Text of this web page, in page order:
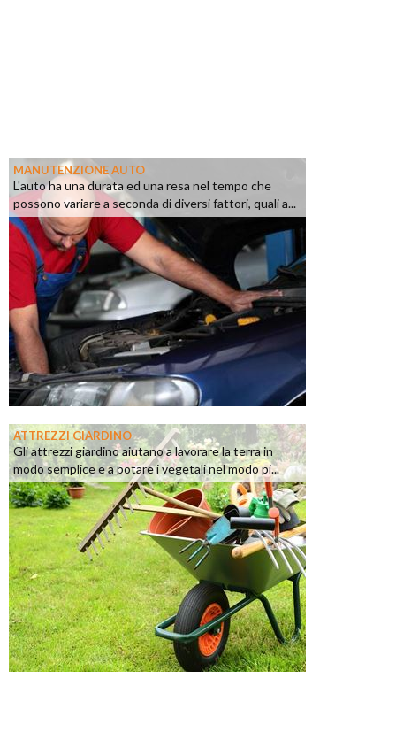
MANUTENZIONE AUTO
L'auto ha una durata ed una resa nel tempo che
possono variare a seconda di diversi fattori, quali a...
ATTREZZI GIARDINO
Gli attrezzi giardino aiutano a lavorare la terra in
modo semplice e a potare i vegetali nel modo pi...